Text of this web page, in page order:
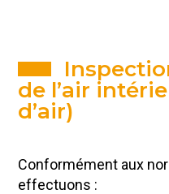
de l’air
d’air)
Conformément aux
effectuons :